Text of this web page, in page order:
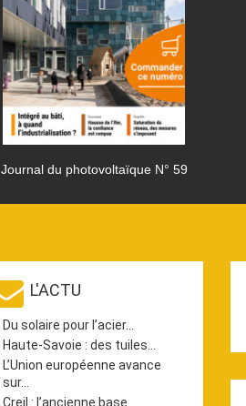
Journal du photovoltaïque N° 59
L'ACTU
Du solaire pour l’acier…
Haute-Savoie : des tuiles…
L’Union européenne avance
sur…
Creil : l’ancienne base…